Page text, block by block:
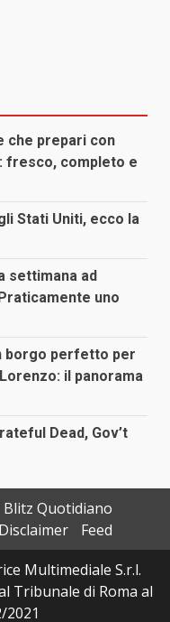
che prepari con
fresco, completo e
Stati Uniti, ecco la
settimana ad
uno
borgo perfetto per
il panorama
Dead, Gov’t
Blitz Quotidiano
Disclaimer
Feed
Multimediale S.r.l.
Tribunale di Roma al
2021